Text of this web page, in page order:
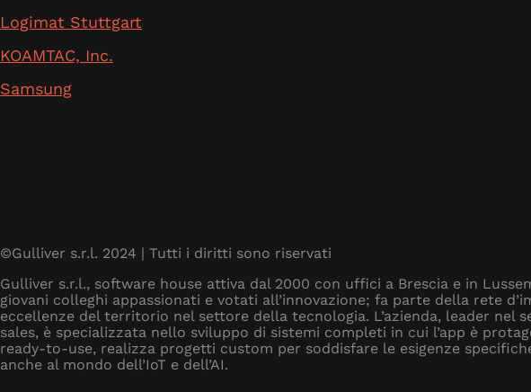
Logimat Stuttgart
KOAMTAC, Inc.
Samsung
©Gulliver s.r.l. 2024 | Tutti i diritti sono riservati
Gulliver s.r.l., software house attiva dal 2000 con uffici a Brescia e in
giovani colleghi appassionati e votati all’innovazione; fa parte della rete
eccellenze del territorio nel settore della tecnologia. L’azienda, leader nel
sales, è specializzata nello sviluppo di sistemi completi in cui l’app è
ready-to-use, realizza progetti custom per soddisfare le esigenze
anche al mondo dell’IoT e dell’AI.